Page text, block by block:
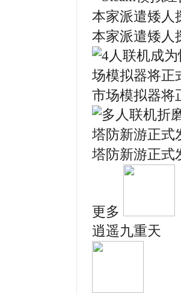
本家派遣矮人
市场模拟器将
塔防新游正式
更多
逍遥九重天